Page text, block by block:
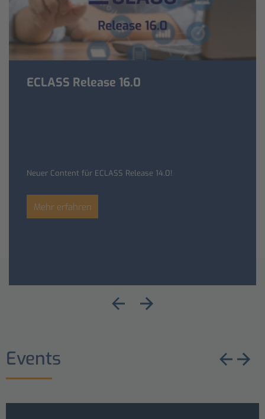
ECLASS Release 16.0
Neuer Content für ECLASS Release 14.0!
Mehr erfahren
Events